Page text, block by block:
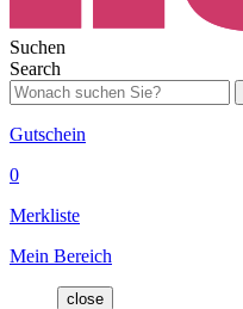
Suchen
Search
Gutschein
0
Merkliste
Mein Bereich
close